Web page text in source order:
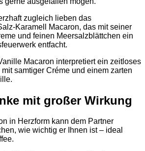
zugleich lieben das
Karamell Macaron, das mit seiner
und feinen Meersalzblättchen ein
entfacht.
Macaron interpretiert ein zeitloses
samtiger Créme und einem zarten
mit großer Wirkung
in Herzform kann dem Partner
wie wichtig er Ihnen ist – ideal